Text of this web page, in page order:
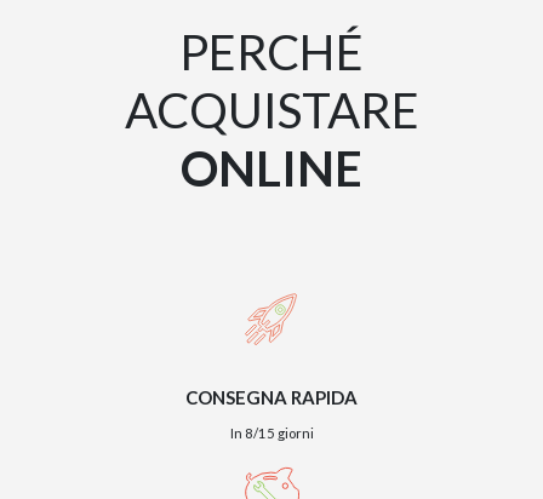
PERCHÉ
ACQUISTARE
ONLINE
CONSEGNA RAPIDA
In 8/15 giorni